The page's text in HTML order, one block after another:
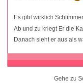
Es gibt wirklich
Ab und zu kriegt Er die
Danach sieht er aus als
Gehe zu